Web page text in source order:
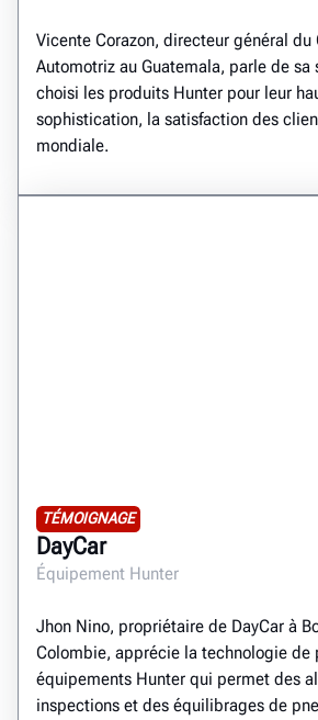
Vicente Corazon, directeur général du
Automotriz au Guatemala, parle de sa
choisi les produits Hunter pour leur
sophistication, la satisfaction des
mondiale.
TÉMOIGNAGE
DayCar
Équipement Hunter
Jhon Nino, propriétaire de DayCar à
Colombie, apprécie la technologie de
équipements Hunter qui permet des
inspections et des équilibrages de